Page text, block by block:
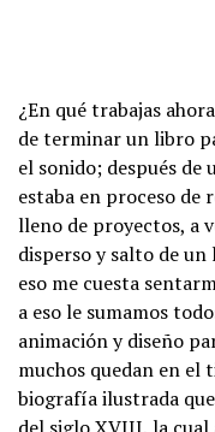
¿En qué trabajas
de terminar un libro
el sonido; después de
estaba en proceso
lleno de proyectos, a
disperso y salto de
eso me cuesta
a eso le sumamos
animación y diseño
muchos quedan en
biografía ilustrada